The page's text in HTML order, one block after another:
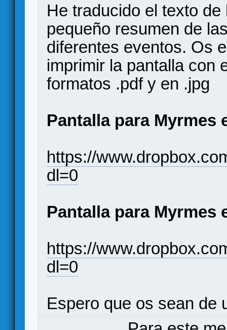
He traducido el texto
pequeño resumen de
diferentes eventos. Os
imprimir la pantalla con
formatos .pdf y en .jpg
Pantalla para Myrmes
https://
dl=0
Pantalla para Myrmes
https://
dl=0
Espero que os sean de